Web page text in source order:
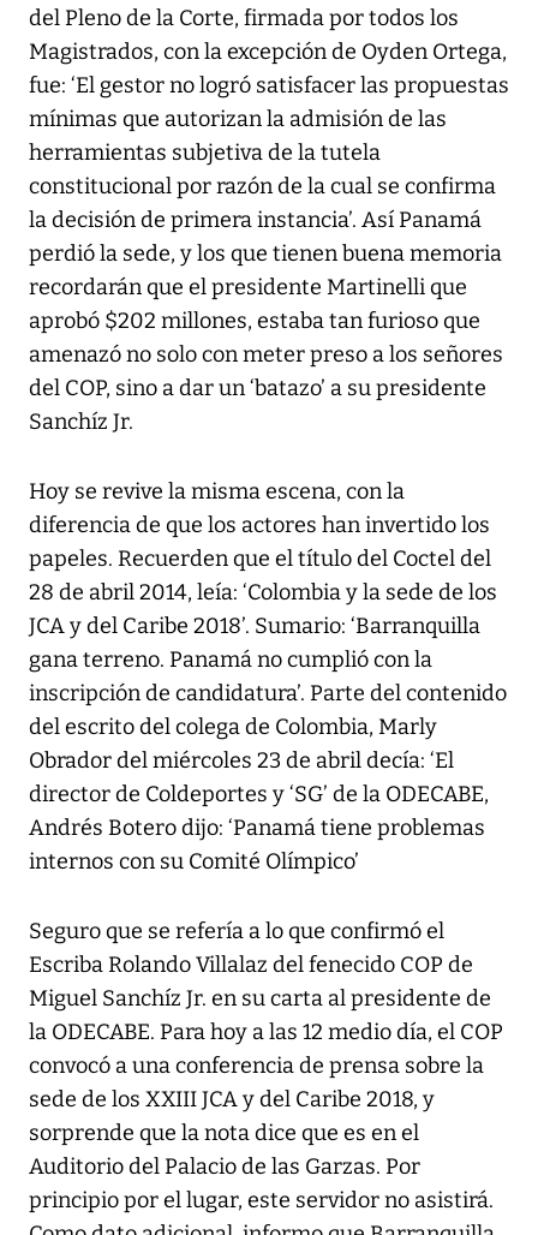
del Pleno de la Corte, firmada por todos los
Magistrados, con la excepción de Oyden Ortega,
fue: ‘El gestor no logró satisfacer las propuestas
mínimas que autorizan la admisión de las
herramientas subjetiva de la tutela
constitucional por razón de la cual se confirma
la decisión de primera instancia’. Así Panamá
perdió la sede, y los que tienen buena memoria
recordarán que el presidente Martinelli que
aprobó $202 millones, estaba tan furioso que
amenazó no solo con meter preso a los señores
del COP, sino a dar un ‘batazo’ a su presidente
Sanchíz Jr.
Hoy se revive la misma escena, con la
diferencia de que los actores han invertido los
papeles. Recuerden que el título del Coctel del
28 de abril 2014, leía: ‘Colombia y la sede de los
JCA y del Caribe 2018’. Sumario: ‘Barranquilla
gana terreno. Panamá no cumplió con la
inscripción de candidatura’. Parte del contenido
del escrito del colega de Colombia, Marly
Obrador del miércoles 23 de abril decía: ‘El
director de Coldeportes y ‘SG’ de la ODECABE,
Andrés Botero dijo: ‘Panamá tiene problemas
internos con su Comité Olímpico’
Seguro que se refería a lo que confirmó el
Escriba Rolando Villalaz del fenecido COP de
Miguel Sanchíz Jr. en su carta al presidente de
la ODECABE. Para hoy a las 12 medio día, el COP
convocó a una conferencia de prensa sobre la
sede de los XXIII JCA y del Caribe 2018, y
sorprende que la nota dice que es en el
Auditorio del Palacio de las Garzas. Por
principio por el lugar, este servidor no asistirá.